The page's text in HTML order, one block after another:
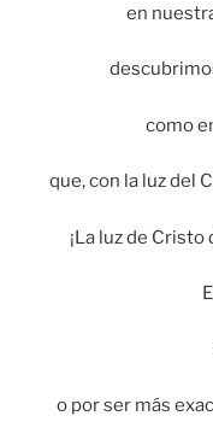
en
como
que, con la luz del
¡La luz de
o por ser más